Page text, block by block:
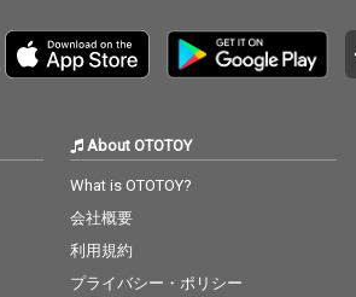
About OTOTOY
What is OTOTOY?
会社概要
利用規約
プライバシー・ポリシー